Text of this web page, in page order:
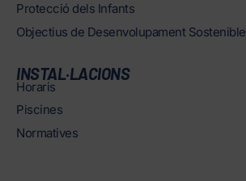
Protecció dels Infants
Objectius de Desenvolupament Sostenible
INSTAL·LACIONS
Horaris
Piscines
Normatives